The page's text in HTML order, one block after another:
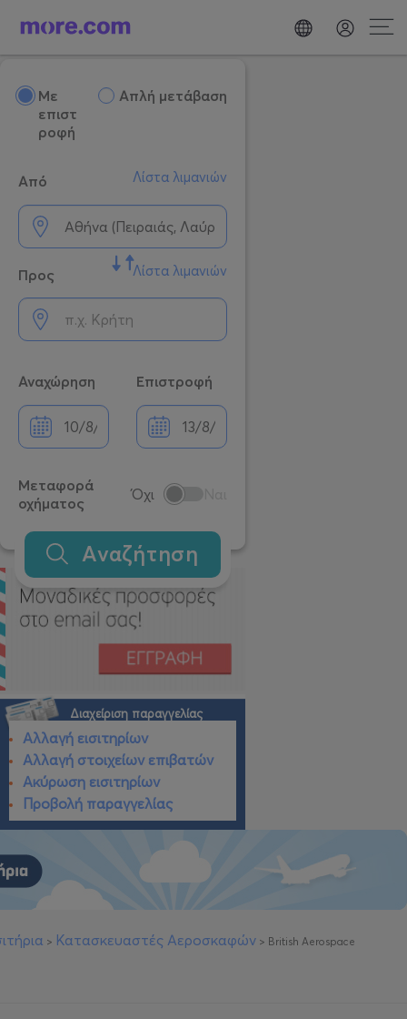
Mε
επιστ
ροφή
Απλή μετάβαση
Από Λίστα λιμανιών
Προς Λίστα λιμανιών
Αναχώρηση Επιστροφή
Μεταφορά
οχήματος
Όχι
Αναζήτηση
Διαχείριση παραγγελίας
Αλλαγή εισιτηρίων
Αλλαγή στοιχείων επιβατών
Ακύρωση εισιτηρίων
Προβολή παραγγελίας
> Κατασκευαστές Αεροσκαφών > British Aerospace